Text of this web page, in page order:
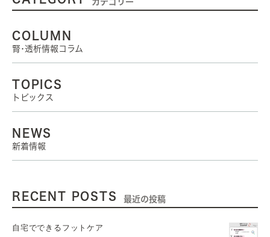
COLUMN
腎･透析情報コラム
TOPICS
トピックス
NEWS
新着情報
RECENT POSTS 最近の投稿
自宅でできるフットケア